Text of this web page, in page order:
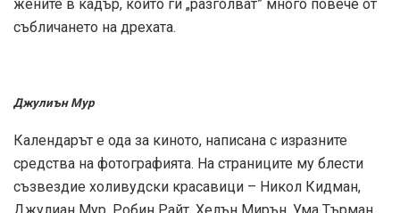
жените в кадър, които ги „разголват” много повече от
събличането на дрехата.
Джулиън Мур
Календарът е ода за киното, написана с изразните
средства на фотографията. На страниците му блести
съзвездие холивудски красавици – Никол Кидман,